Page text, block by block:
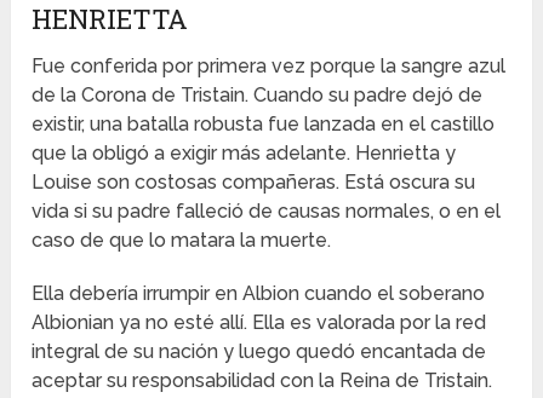
HENRIETTA
Fue conferida por primera vez porque la sangre azul
de la Corona de Tristain. Cuando su padre dejó de
existir, una batalla robusta fue lanzada en el castillo
que la obligó a exigir más adelante. Henrietta y
Louise son costosas compañeras. Está oscura su
vida si su padre falleció de causas normales, o en el
caso de que lo matara la muerte.
Ella debería irrumpir en Albion cuando el soberano
Albionian ya no esté allí. Ella es valorada por la red
integral de su nación y luego quedó encantada de
aceptar su responsabilidad con la Reina de Tristain.